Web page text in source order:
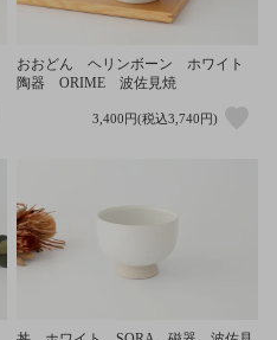
おおどん ヘリンボーン ホワイト
陶器 ORIME 波佐見焼
3,400円(税込3,740円)